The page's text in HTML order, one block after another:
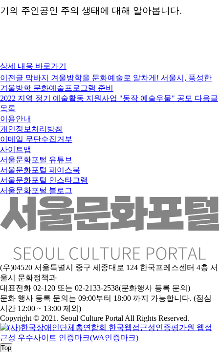
기의 주인공인 주의 생태에 대해 알아봅니다.
상세 내용 바로가기
이전글 막바지 겨울방학을 문화예술로 알차게! 서울시, 풍성한
겨울방학 문화예술프로그램 준비
2022 지역 정기 예술활동 지원사업 "동작 예술우물" 공모 다음글
목록
이용안내
개인정보처리방침
이메일 무단수집거부
사이트맵
서울문화포털 유튜브
서울문화포털 페이스북
서울문화포털 인스타그램
서울문화포털 블로그
(우)04520 서울특별시 중구 세종대로 124 한국프레스센터 4층 서
울시 문화정책과
대표전화 02-120 또는 02-2133-2538(문화행사 등록 문의)
문화 행사 등록 문의는 09:00부터 18:00 까지 가능합니다. (점심
시간 12:00 ~ 13:00 제외)
Copyright © 2021. Seoul Culture Portal All Rights Reserved.
Top